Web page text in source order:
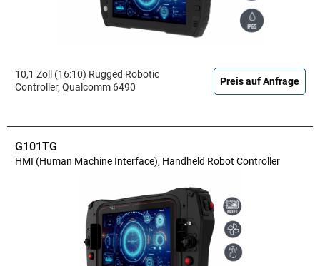
10,1 Zoll (16:10) Rugged Robotic
Controller, Qualcomm 6490
Preis auf Anfrage
G101TG
HMI (Human Machine Interface), Handheld Robot Controller